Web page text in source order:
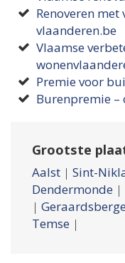
Renoveren
vlaanderen.be
Vlaamse
Premie voor
Burenpremie –
Grootste
Aalst | Sint-
Dendermonde |
|
Temse |